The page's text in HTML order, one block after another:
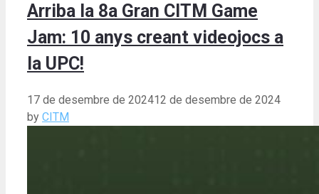
Arriba la 8a Gran CITM Game
Jam: 10 anys creant videojocs a
la UPC!
17 de desembre de 202412 de desembre de 2024
by CITM